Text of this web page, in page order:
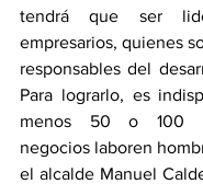
tendrá que ser
empresarios, quienes
responsables del
Para lograrlo, es
menos 50 o 100
negocios laboren
el alcalde Manuel